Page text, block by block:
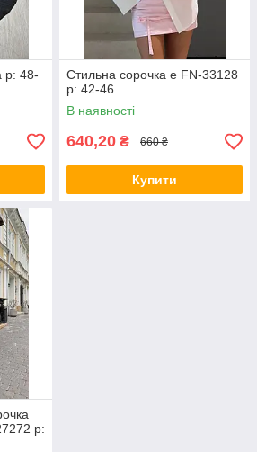
р: 48-
Стильна сорочка е FN-33128
р: 42-46
В наявності
640,20 ₴ 660 ₴
Купити
р: